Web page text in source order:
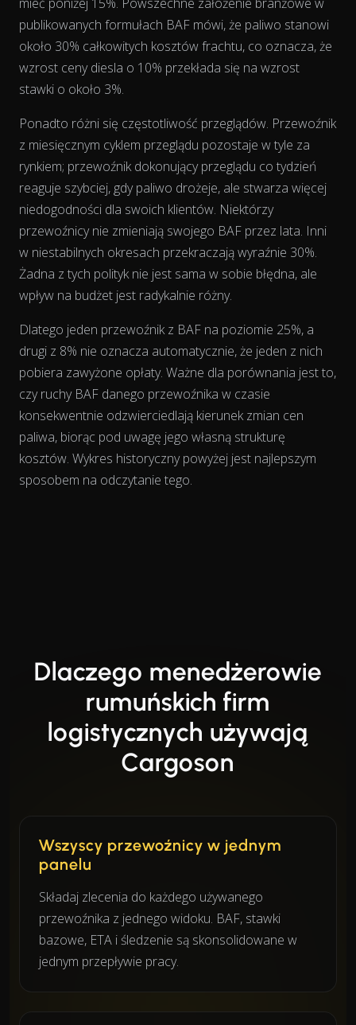
The chart has 2 Y axes displaying % and EUR/L.
publikowanych formułach BAF mówi, że paliwo stanowi
około 30% całkowitych kosztów frachtu, co oznacza, że
wzrost ceny diesla o 10% przekłada się na wzrost
stawki o około 3%.
Ponadto różni się częstotliwość przeglądów. Przewoźnik
z miesięcznym cyklem przeglądu pozostaje w tyle za
rynkiem; przewoźnik dokonujący przeglądu co tydzień
reaguje szybciej, gdy paliwo drożeje, ale stwarza więcej
niedogodności dla swoich klientów. Niektórzy
przewoźnicy nie zmieniają swojego BAF przez lata. Inni
w niestabilnych okresach przekraczają wyraźnie 30%.
Żadna z tych polityk nie jest sama w sobie błędna, ale
wpływ na budżet jest radykalnie różny.
Dlatego jeden przewoźnik z BAF na poziomie 25%, a
drugi z 8% nie oznacza automatycznie, że jeden z nich
pobiera zawyżone opłaty. Ważne dla porównania jest to,
czy ruchy BAF danego przewoźnika w czasie
konsekwentnie odzwierciedlają kierunek zmian cen
paliwa, biorąc pod uwagę jego własną strukturę
kosztów. Wykres historyczny powyżej jest najlepszym
sposobem na odczytanie tego.
Dlaczego menedżerowie
rumuńskich firm
logistycznych używają
Cargoson
Wszyscy przewoźnicy w jednym
panelu
Składaj zlecenia do każdego używanego
przewoźnika z jednego widoku. BAF, stawki
bazowe, ETA i śledzenie są skonsolidowane w
jednym przepływie pracy.